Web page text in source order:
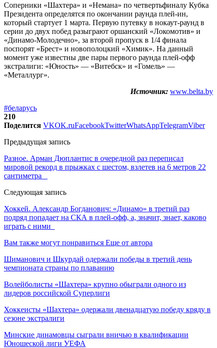
Соперники «Шахтера» и «Немана» по четвертьфиналу Кубка
Президента определятся по окончании раунда плей-ин,
который стартует 1 марта. Первую путевку в нокаут-раунд в
серии до двух побед разыграют оршанский «Локомотив» и
«Динамо-Молодечно», за второй пропуск в 1/4 финала
поспорят «Брест» и новополоцкий «Химик». На данный
момент уже известны две пары первого раунда плей-офф
экстралиги: «Юность» — «Витебск» и «Гомель» —
«Металлург».
Источник: www.belta.by
#беларусь
210
Поделится VKOK.ruFacebookTwitterWhatsAppTelegramViber
Предыдущая запись
Разное. Арман Дюплантис в очередной раз переписал
мировой рекорд в прыжках с шестом, взлетев на 6 метров 22
сантиметра
Следующая запись
Хоккей. Александр Богданович: «Динамо» в третий раз
подряд попадает на СКА в плей-офф, а, значит, знает, каково
играть с ними
Вам также могут понравиться Еще от автора
Шиманович и Шкурдай одержали победы в третий день
чемпионата страны по плаванию
Волейболисты «Шахтера» крупно обыграли одного из
лидеров российской Суперлиги
Хоккеисты «Шахтера» одержали двенадцатую победу кряду в
сезоне экстралиги
Минские динамовцы сыграли вничью в квалификации
Юношеской лиги УЕФА